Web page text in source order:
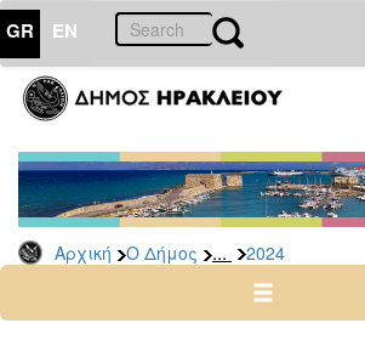
GR EN
Αρχική Ο Δήμος ... 2024
ΔΗΜΟΣ
Δελτία
Τύπου
Αρχείο
2026
2024